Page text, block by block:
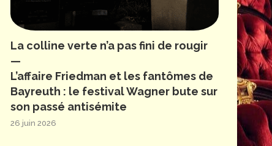
La colline verte n’a pas fini de rougir
—
L’affaire Friedman et les fantômes de
Bayreuth : le festival Wagner bute sur
son passé antisémite
26 juin 2026